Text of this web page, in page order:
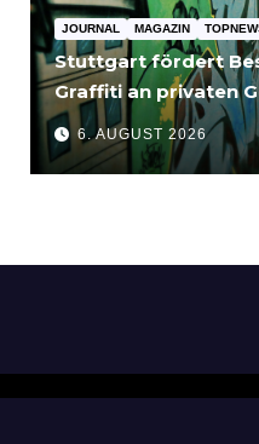
JOURNAL MAGAZIN
Stuttgart fördert
Graffiti an privaten
bis 3.500 Euro
6. AUGUST 2026